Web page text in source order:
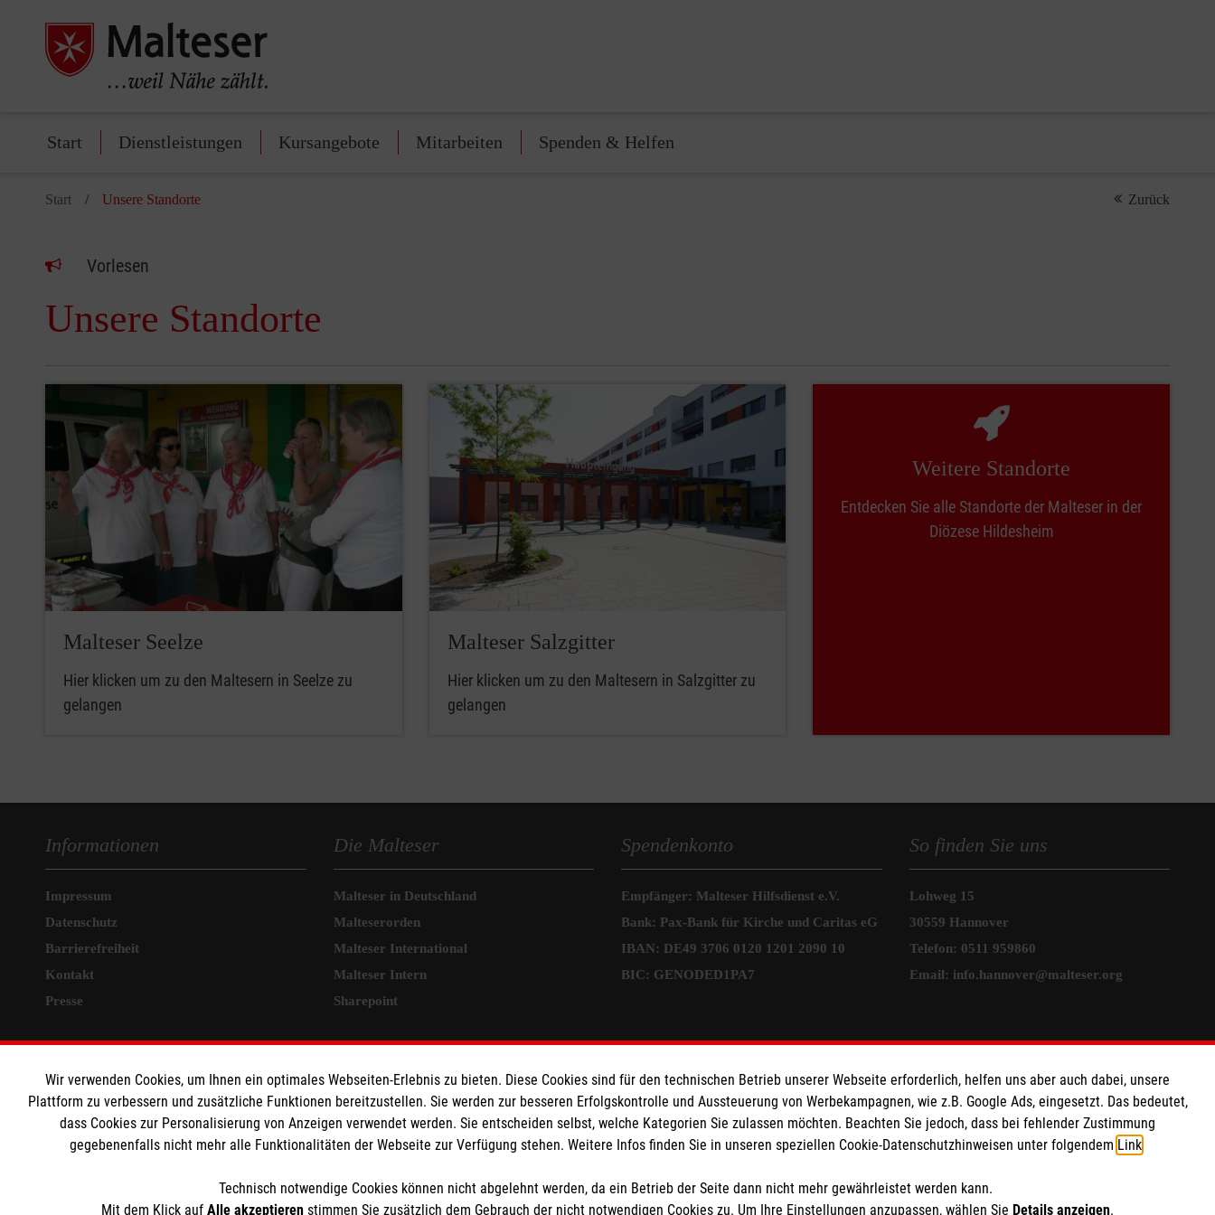
Start Dienstleistungen Kursangebote Mitarbeiten Spenden & Helfen
Start Unsere Standorte Zurück
Vorlesen
Unsere Standorte
Malteser Seelze
Hier klicken um zu den Maltesern in Seelze zu
gelangen
Malteser Salzgitter
Hier klicken um zu den Maltesern in Salzgitter zu
gelangen
Weitere Standorte
Entdecken Sie alle Standorte der Malteser in der
Diözese Hildesheim
Informationen
Impressum
Datenschutz
Barrierefreiheit
Kontakt
Presse
MPG Ansprechpartner
Den Beauftragten für
Medizinproduktesicherheit im Malteser
Rettungsdienst und den Einsatzdiensten der
gmb_mpg@malteser.orgkontaktieren.
Die Malteser
Malteser in Deutschland
Malteserorden
Malteser International
Malteser Intern
Sharepoint
Spendenkonto
Empfänger: Malteser Hilfsdienst e.V.
Bank: Pax-Bank für Kirche und Caritas eG
IBAN: DE49 3706 0120 1201 2090 10
BIC: GENODED1PA7
So finden Sie uns
Lohweg 15
30559 Hannover
Telefon: 0511 959860
Email: info.hannover@malteser.org
Wir verwenden Cookies, um Ihnen ein optimales Webseiten-Erlebnis zu bieten. Diese Cookies sind für den technischen Betrieb unserer Webseite erforderlich, helfen uns aber auch dabei, unsere
Plattform zu verbessern und zusätzliche Funktionen bereitzustellen. Sie werden zur besseren Erfolgskontrolle und Aussteuerung von Werbekampagnen, wie z.B. Google Ads, eingesetzt. Das bedeutet,
dass Cookies zur Personalisierung von Anzeigen verwendet werden. Sie entscheiden selbst, welche Kategorien Sie zulassen möchten. Beachten Sie jedoch, dass bei fehlender Zustimmung
gegebenenfalls nicht mehr alle Funktionalitäten der Webseite zur Verfügung stehen. Weitere Infos finden Sie in unseren speziellen Cookie-Datenschutzhinweisen unter folgendem Link
Technisch notwendige Cookies können nicht abgelehnt werden, da ein Betrieb der Seite dann nicht mehr gewährleistet werden kann.
Mit dem Klick auf Alle akzeptieren stimmen Sie zusätzlich dem Gebrauch der nicht notwendigen Cookies zu. Um Ihre Einstellungen anzupassen, wählen Sie Details anzeigen.